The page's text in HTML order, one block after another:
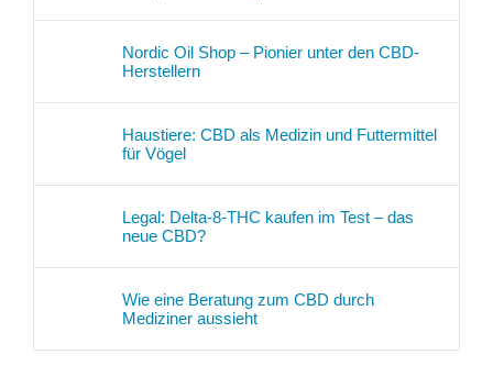
Nordic Oil Shop – Pionier unter den CBD-
Herstellern
Haustiere: CBD als Medizin und Futtermittel
für Vögel
Legal: Delta-8-THC kaufen im Test – das
neue CBD?
Wie eine Beratung zum CBD durch
Mediziner aussieht